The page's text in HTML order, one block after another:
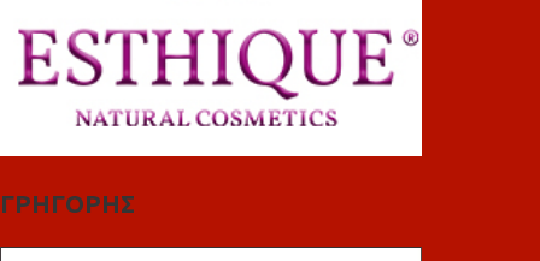
ΓΡΗΓΟΡΗΣ